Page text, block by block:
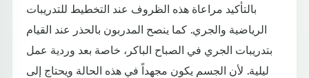
بالتأكيد مراعاة هذه الظروف عند التخطيط للتدريبات
الرياضية والجري. كما ينصح المدربون بالحذر عند القيام
بتدريبات الجري في الصباح الباكر، خاصة بعد وردية عمل
ليلية. لأن الجسم يكون مجهداً في هذه الحالة ويحتاج إلى